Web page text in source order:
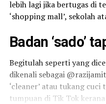
lebih lagi jika bertugas di
‘shopping mall’, sekolah
Badan ‘sado’
Begitulah seperti yang
dikenali sebagai
‘cleaner’ atau tukang
tumpuan di Tik Tok kerana